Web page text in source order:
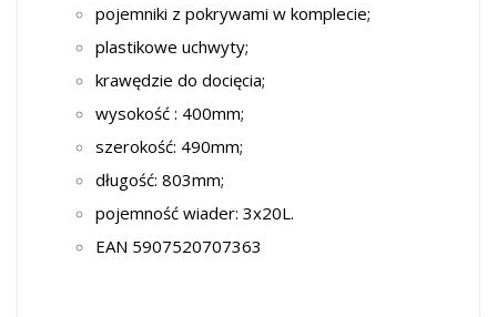
pojemniki z pokrywami w komplecie;
plastikowe uchwyty;
krawędzie do docięcia;
wysokość : 400mm;
szerokość: 490mm;
długość: 803mm;
pojemność wiader: 3x20L.
EAN 5907520707363